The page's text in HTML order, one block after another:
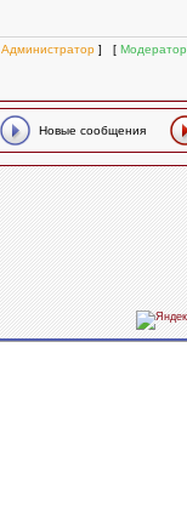
Администратор ] [ Модератор
Новые сообщения